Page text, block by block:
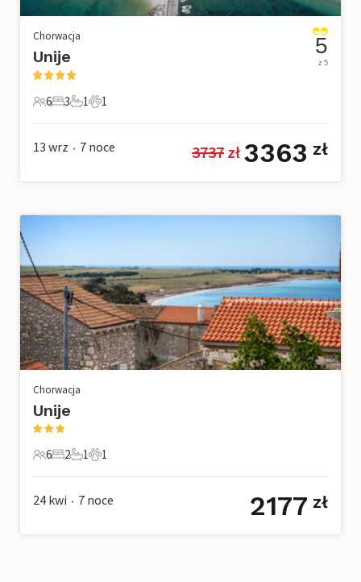
Chorwacja
Unije
6 Goście
6
3 Sypialnie
3
1 Łazienka
1
1 Zwierzę domowe
1
5
z 5
13 wrz • 7 noce 3737 zł 3363 zł
Chorwacja
Unije
6 Goście
6
2 Sypialnie
2
1 Łazienka
1
1 Zwierzę domowe
1
24 kwi • 7 noce 2177 zł